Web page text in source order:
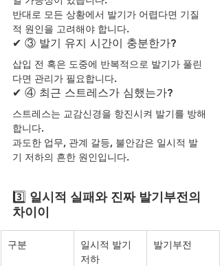
반대로 모든 상황에서 발기가 어렵다면 기질
적 원인을 고려해야 합니다.
✔ ③ 발기 유지 시간이 충분한가?
삽입 전 혹은 도중에 반복적으로 발기가 풀린
다면 관리가 필요합니다.
✔ ④ 최근 스트레스가 심했는가?
스트레스는 교감신경을 항진시켜 발기를 방해
합니다.
과도한 업무, 관계 갈등, 불안감은 일시적 발
기 저하의 흔한 원인입니다.
3️⃣ 일시적 실패와 진짜 발기부전의
차이이
구분
일시적 발기
저하
발기부전